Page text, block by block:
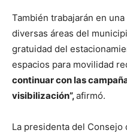
También trabajarán en
diversas áreas del
gratuidad del
espacios para movilidad
continuar con las
visibilización”,afirmó.
La presidenta del Consejo